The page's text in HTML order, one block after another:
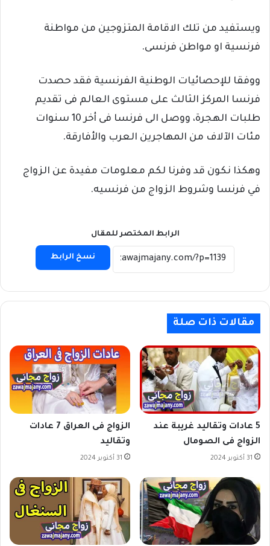
ويستفيد من تلك الاقامة المتزوجين من مواطنة
فرنسية او مواطن فرنسى.
ووفقا للإحصائيات الوطنية الفرنسية فقد حصدت
فرنسا المركز الثالث على مستوى العالم فى تقديم
طلبات الهجرة، ووصل الى فرنسا فى أخر 10 سنوات
مئات الآلاف من المهاجرين العرب والأفارقة.
وهكذا نكون قد وفرنا لكم معلومات مفيدة عن الزواج
في فرنسا وشروط الزواج من فرنسيه.
الرابط المختصر للمقال
نسخ الرابط
مقالات ذات صلة
5 عادات وتقاليد غريبة عند
الزواج فى الصومال
31 أكتوبر 2024
الزواج فى العراق 7 عادات
وتقاليد
31 أكتوبر 2024